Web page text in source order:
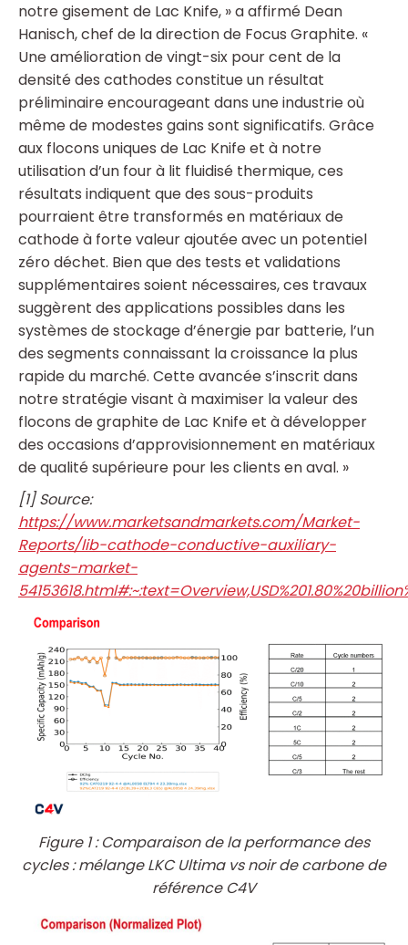
notre gisement de Lac Knife, » a affirmé Dean
Hanisch, chef de la direction de Focus Graphite. «
Une amélioration de vingt-six pour cent de la
densité des cathodes constitue un résultat
préliminaire encourageant dans une industrie où
même de modestes gains sont significatifs. Grâce
aux flocons uniques de Lac Knife et à notre
utilisation d’un four à lit fluidisé thermique, ces
résultats indiquent que des sous-produits
pourraient être transformés en matériaux de
cathode à forte valeur ajoutée avec un potentiel
zéro déchet. Bien que des tests et validations
supplémentaires soient nécessaires, ces travaux
suggèrent des applications possibles dans les
systèmes de stockage d’énergie par batterie, l’un
des segments connaissant la croissance la plus
rapide du marché. Cette avancée s’inscrit dans
notre stratégie visant à maximiser la valeur des
flocons de graphite de Lac Knife et à développer
des occasions d’approvisionnement en matériaux
de qualité supérieure pour les clients en aval. »
[1] Source:
https://www.marketsandmarkets.com/Market-
Reports/lib-cathode-conductive-auxiliary-
agents-market-
Figure 1 : Comparaison de la performance des
cycles : mélange LKC Ultima vs noir de carbone de
référence C4V